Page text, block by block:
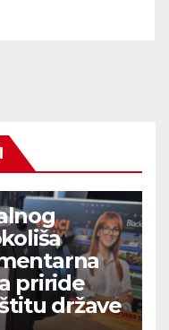
priride
države